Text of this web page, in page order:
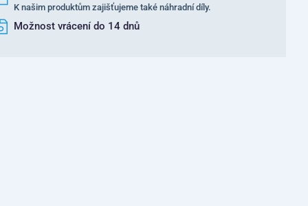
K našim produktům zajišťujeme také náhradní díly.
Možnost vrácení do 14 dnů